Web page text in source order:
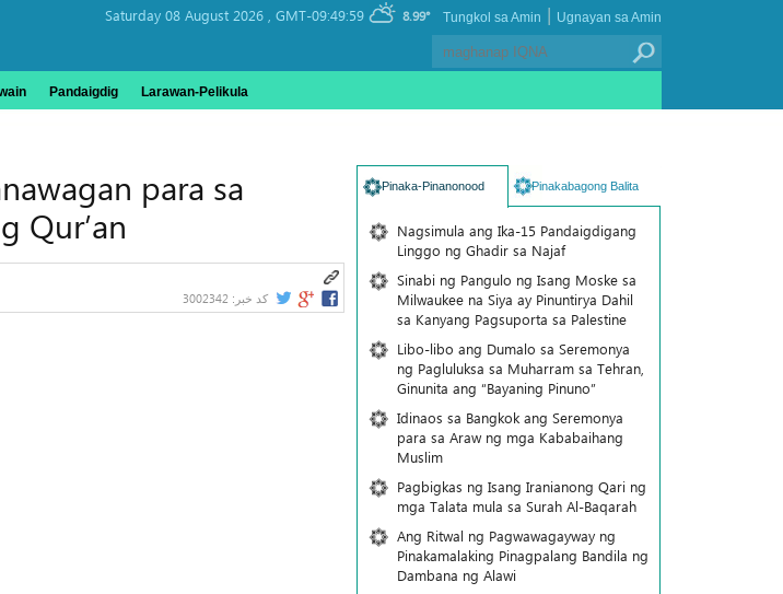
Saturday 08 August 2026 , GMT-09:49:59 8.99° Ugnayan sa Amin
|
Tungkol sa Amin
Pandaigdig Larawan-Pelikula
para sa
Qur’an
کد خبر: 3002342
Pinaka-Pinanonood Pinakabagong Balita
Nagsimula ang Ika-15 Pandaigdigang
Linggo ng Ghadir sa Najaf
Sinabi ng Pangulo ng Isang Moske sa
Milwaukee na Siya ay Pinuntirya Dahil
sa Kanyang Pagsuporta sa Palestine
Libo-libo ang Dumalo sa Seremonya
ng Pagluluksa sa Muharram sa Tehran,
Ginunita ang “Bayaning Pinuno”
Idinaos sa Bangkok ang Seremonya
para sa Araw ng mga Kababaihang
Muslim
Pagbigkas ng Isang Iranianong Qari ng
mga Talata mula sa Surah Al-Baqarah
Ang Ritwal ng Pagwawagayway ng
Pinakamalaking Pinagpalang Bandila ng
Dambana ng Alawi